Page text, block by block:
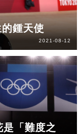
鍾天使
2021-08-12
「難度之